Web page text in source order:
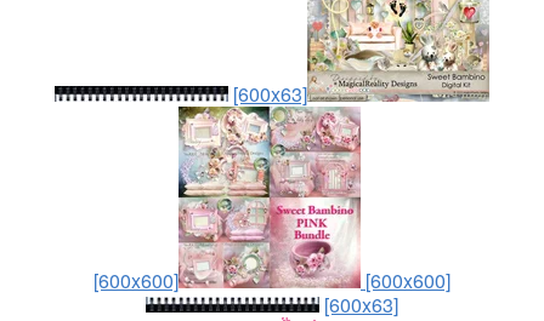
[600x63]
[600x600]
[600x600]
[600x63]